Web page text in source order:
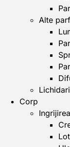
Alte
Corp